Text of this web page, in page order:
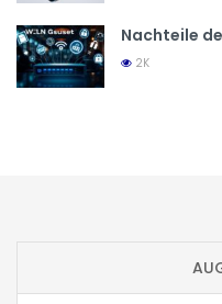
Nachteile
2K